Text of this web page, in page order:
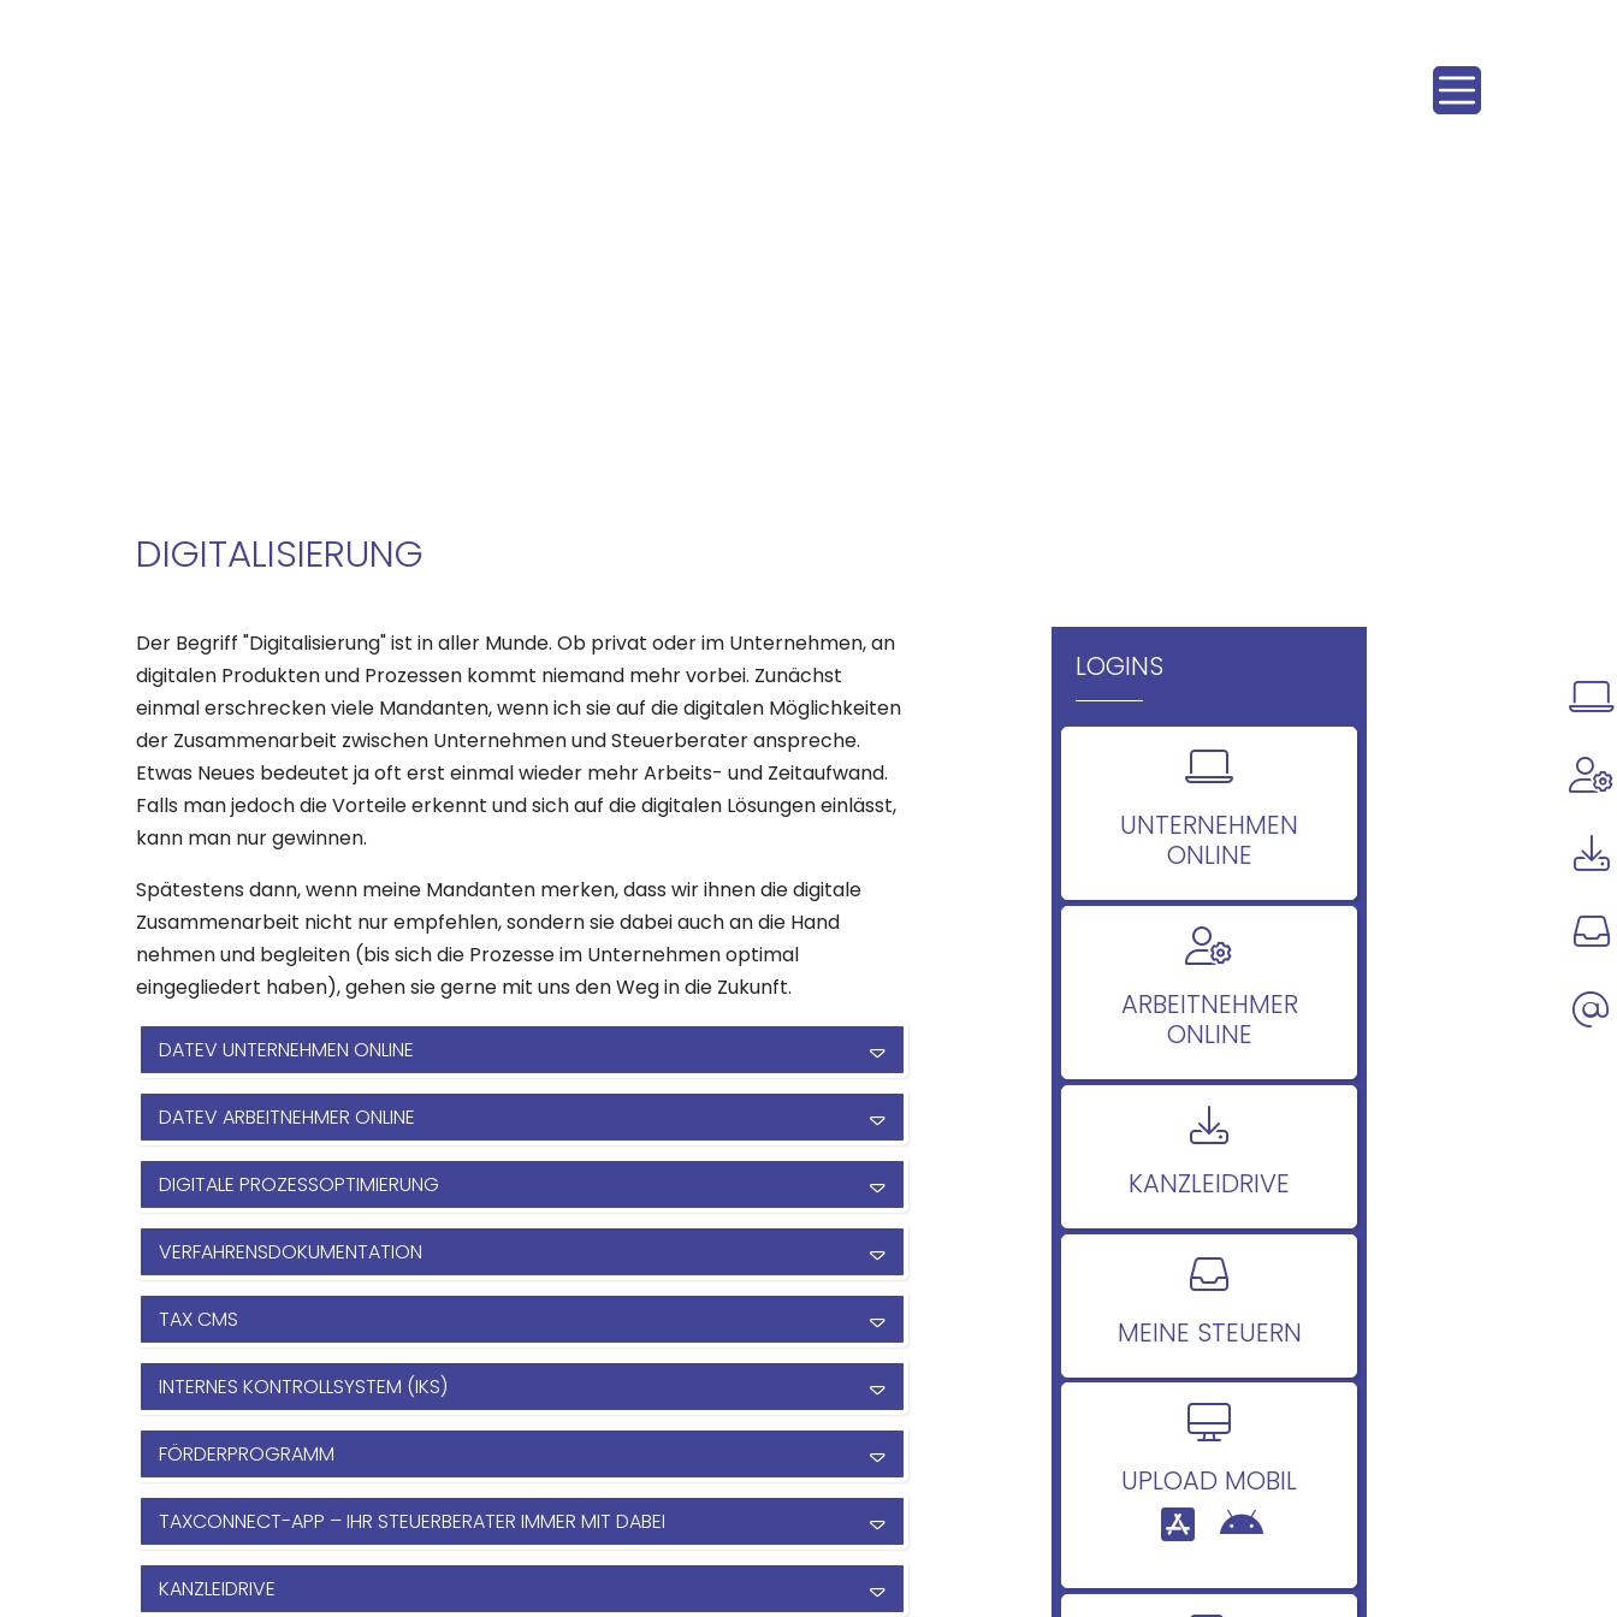
DIGITALISIERUNG
Der Begriff "Digitalisierung" ist in aller Munde. Ob privat oder im Unternehmen, an
digitalen Produkten und Prozessen kommt niemand mehr vorbei. Zunächst
einmal erschrecken viele Mandanten, wenn ich sie auf die digitalen Möglichkeiten
der Zusammenarbeit zwischen Unternehmen und Steuerberater anspreche.
Etwas Neues bedeutet ja oft erst einmal wieder mehr Arbeits- und Zeitaufwand.
Falls man jedoch die Vorteile erkennt und sich auf die digitalen Lösungen einlässt,
kann man nur gewinnen.
Spätestens dann, wenn meine Mandanten merken, dass wir ihnen die digitale
Zusammenarbeit nicht nur empfehlen, sondern sie dabei auch an die Hand
nehmen und begleiten (bis sich die Prozesse im Unternehmen optimal
eingegliedert haben), gehen sie gerne mit uns den Weg in die Zukunft.
DATEV UNTERNEHMEN ONLINE
DATEV ARBEITNEHMER ONLINE
DIGITALE PROZESSOPTIMIERUNG
VERFAHRENSDOKUMENTATION
TAX CMS
INTERNES KONTROLLSYSTEM (IKS)
FÖRDERPROGRAMM
TAXCONNECT-APP – IHR STEUERBERATER IMMER MIT DABEI
KANZLEIDRIVE
LOGINS
UNTERNEHMEN
ONLINE
ARBEITNEHMER
ONLINE
KANZLEIDRIVE
MEINE STEUERN
UPLOAD MOBIL